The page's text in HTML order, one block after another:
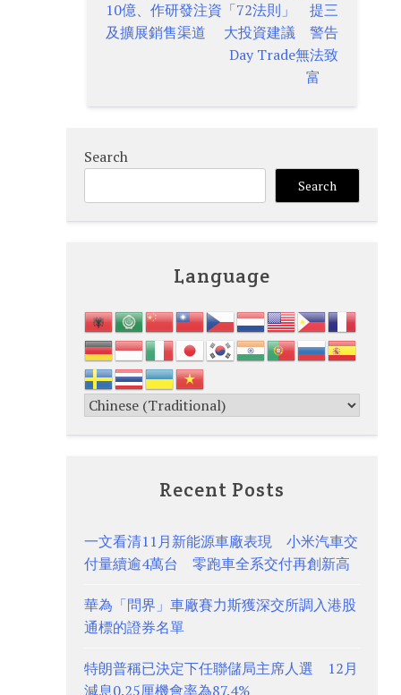
navigation
10億、作研發注資
及擴展銷售渠道
「72法則」 提三
大投資建議 警告
Day Trade無法致
富
Search
Search
Language
Recent Posts
一文看清11月新能源車廠表現 小米汽車交
付量續逾4萬台 零跑車全系交付再創新高
華為「問界」車廠賽力斯獲深交所調入港股
通標的證券名單
特朗普稱已決定下任聯儲局主席人選 12月
減息0.25厘機會率為87.4%